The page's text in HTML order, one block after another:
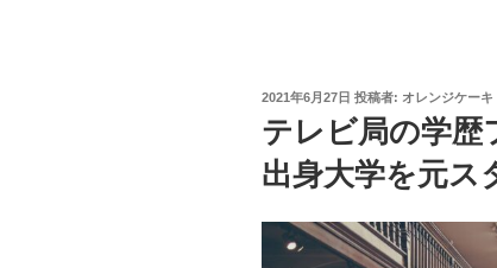
投
日:
2021年6月27日 投稿者: オレンジケーキ
テレビ局の学歴
出身大学を元ス